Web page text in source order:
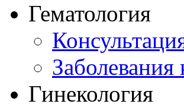
Гематология
Гинекология